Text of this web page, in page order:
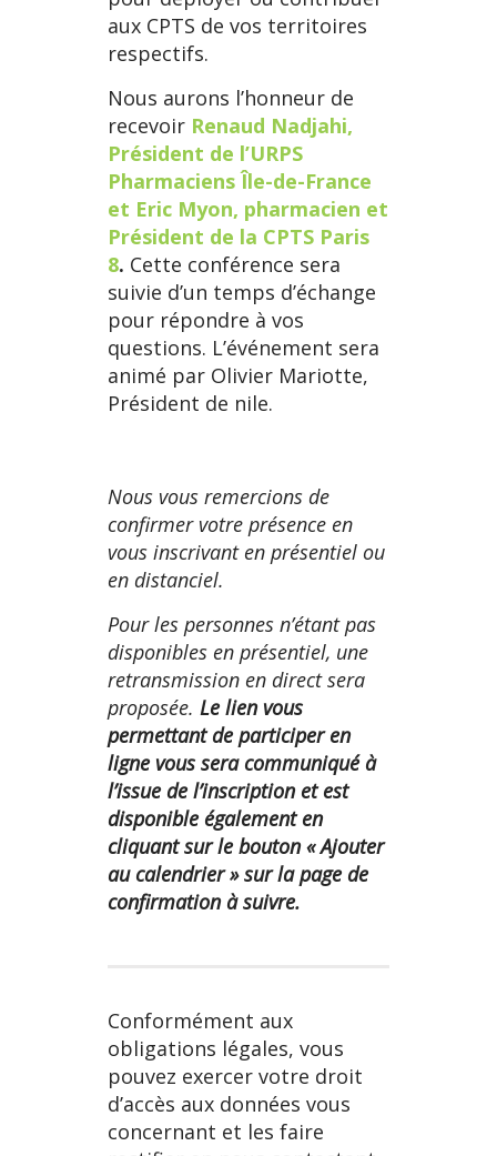
aux CPTS de vos territoires
respectifs.
Nous aurons l’honneur de
recevoir Renaud Nadjahi,
Président de l’URPS
Pharmaciens Île-de-France
et Eric Myon, pharmacien et
Président de la CPTS Paris
8. Cette conférence sera
suivie d’un temps d’échange
pour répondre à vos
questions. L’événement sera
animé par Olivier Mariotte,
Président de nile.
Nous vous remercions de
confirmer votre présence en
vous inscrivant en présentiel ou
en distanciel.
Pour les personnes n’étant pas
disponibles en présentiel, une
retransmission en direct sera
proposée. Le lien vous
permettant de participer en
ligne vous sera communiqué à
l’issue de l’inscription et est
disponible également en
cliquant sur le bouton « Ajouter
au calendrier » sur la page de
confirmation à suivre.
Conformément aux
obligations légales, vous
pouvez exercer votre droit
d’accès aux données vous
concernant et les faire